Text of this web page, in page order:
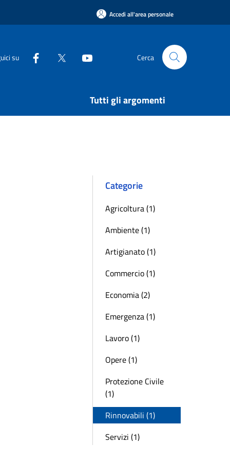
Accedi all'area personale
su Cerca
Tutti gli argomenti
Categorie
Agricoltura (1)
Ambiente (1)
Artigianato (1)
Commercio (1)
Economia (2)
Emergenza (1)
Lavoro (1)
Opere (1)
Protezione Civile
(1)
Rinnovabili (1)
Servizi (1)